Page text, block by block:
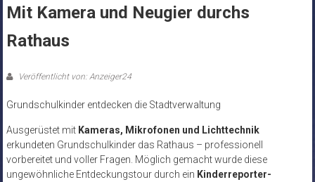
Mit Kamera und Neugier durchs
Rathaus
Veröffentlicht von: Anzeiger24
Grundschulkinder entdecken die Stadtverwaltung
Ausgerüstet mit Kameras, Mikrofonen und Lichttechnik
erkundeten Grundschulkinder das Rathaus – professionell
vorbereitet und voller Fragen. Möglich gemacht wurde diese
ungewöhnliche Entdeckungstour durch ein Kinderreporter-